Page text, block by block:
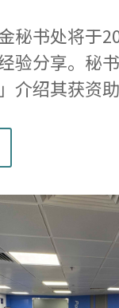
秘书处将于
验分享。秘
介绍其获资